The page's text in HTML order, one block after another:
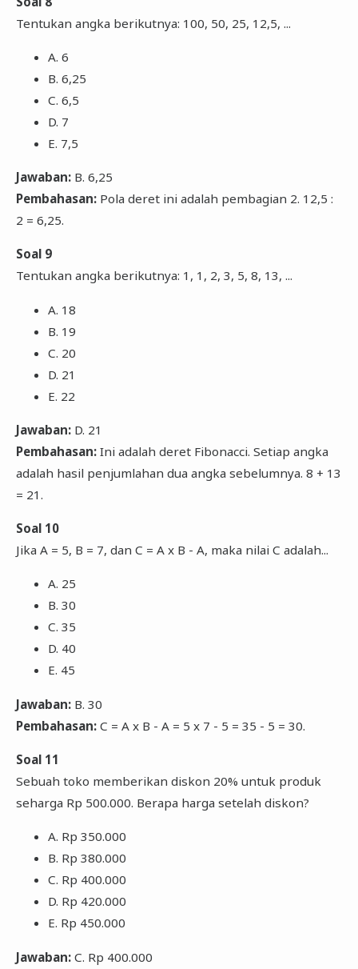
Tentukan angka berikutnya: 100, 50, 25, 12,5, ...
A. 6
B. 6,25
C. 6,5
D. 7
E. 7,5
Jawaban:B. 6,25
Pembahasan:Pola deret ini adalah pembagian 2. 12,5 :
2 = 6,25.
Soal 9
Tentukan angka berikutnya: 1, 1, 2, 3, 5, 8, 13, ...
A. 18
B. 19
C. 20
D. 21
E. 22
Jawaban:D. 21
Pembahasan:Ini adalah deret Fibonacci. Setiap angka
adalah hasil penjumlahan dua angka sebelumnya. 8 + 13
= 21.
Soal 10
Jika A = 5, B = 7, dan C = A x B - A, maka nilai C adalah...
A. 25
B. 30
C. 35
D. 40
E. 45
Jawaban:B. 30
Pembahasan:C = A x B - A = 5 x 7 - 5 = 35 - 5 = 30.
Soal 11
Sebuah toko memberikan diskon 20% untuk produk
seharga Rp 500.000. Berapa harga setelah diskon?
A. Rp 350.000
B. Rp 380.000
C. Rp 400.000
D. Rp 420.000
E. Rp 450.000
Jawaban:C. Rp 400.000